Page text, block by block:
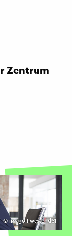
Zentrum
© imago I westend61